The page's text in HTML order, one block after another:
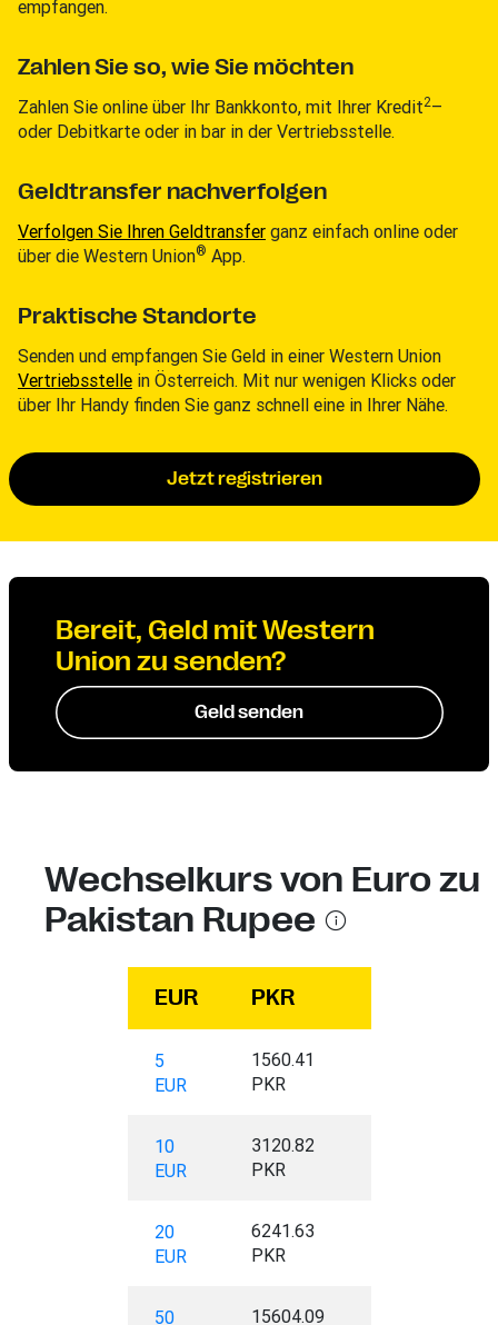
empfangen.
Zahlen Sie so, wie Sie möchten
Zahlen Sie online über Ihr Bankkonto, mit Ihrer Kredit2–
oder Debitkarte oder in bar in der Vertriebsstelle.
Geldtransfer nachverfolgen
Verfolgen Sie Ihren Geldtransfer ganz einfach online oder
über die Western Union® App.
Praktische Standorte
Senden und empfangen Sie Geld in einer Western Union
Vertriebsstelle in Österreich. Mit nur wenigen Klicks oder
über Ihr Handy finden Sie ganz schnell eine in Ihrer Nähe.
Jetzt registrieren
Bereit, Geld mit Western
Union zu senden?
Geld senden
Wechselkurs von Euro zu
Pakistan Rupee
EUR PKR
5
EUR
1560.41
PKR
10
EUR
3120.82
PKR
20
EUR
6241.63
PKR
50
15604.09